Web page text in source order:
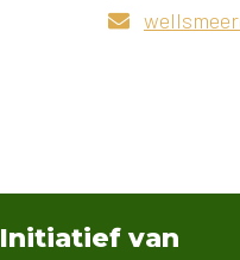
Initiatief van